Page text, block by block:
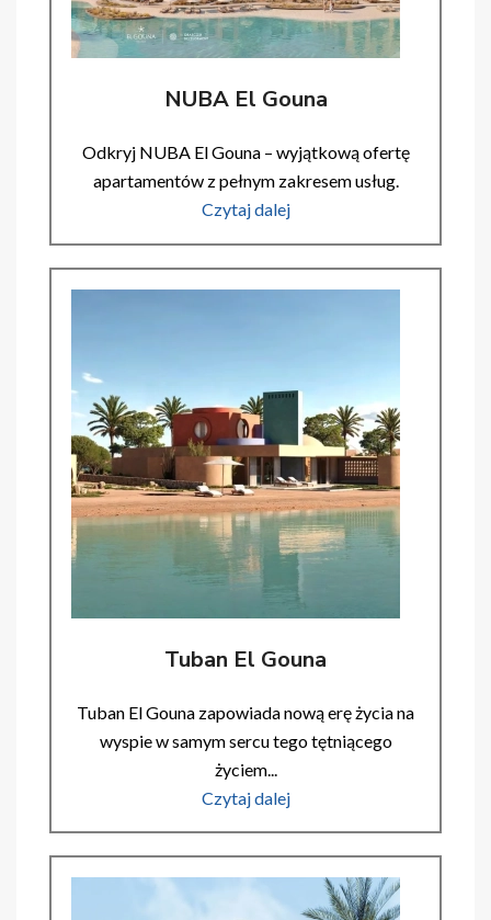
NUBA El Gouna
Odkryj NUBA El Gouna – wyjątkową ofertę
apartamentów z pełnym zakresem usług.
Czytaj dalej
Tuban El Gouna
Tuban El Gouna zapowiada nową erę życia na
wyspie w samym sercu tego tętniącego
życiem...
Czytaj dalej